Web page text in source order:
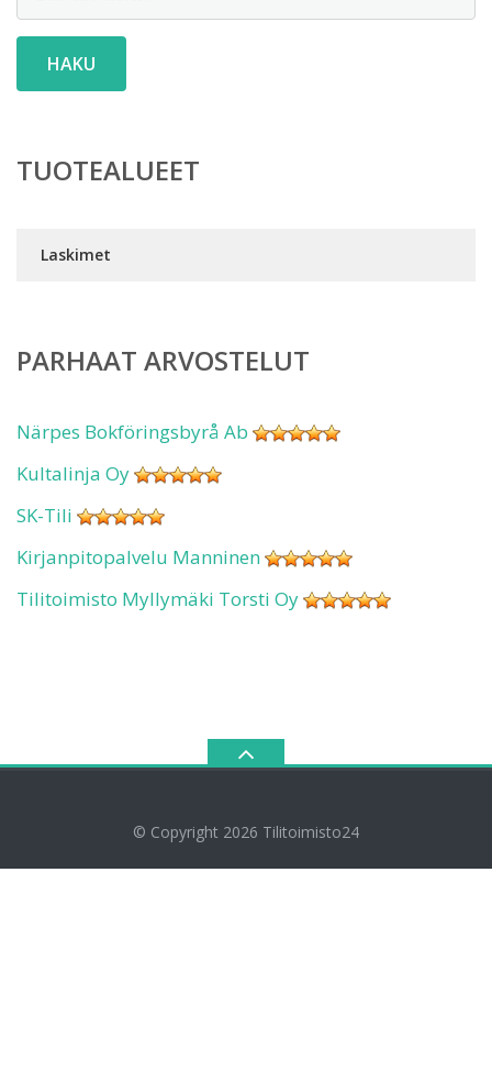
HAKU
TUOTEALUEET
Laskimet
PARHAAT ARVOSTELUT
Närpes Bokföringsbyrå Ab
Kultalinja Oy
SK-Tili
Kirjanpitopalvelu Manninen
Tilitoimisto Myllymäki Torsti Oy
© Copyright 2026 Tilitoimisto24